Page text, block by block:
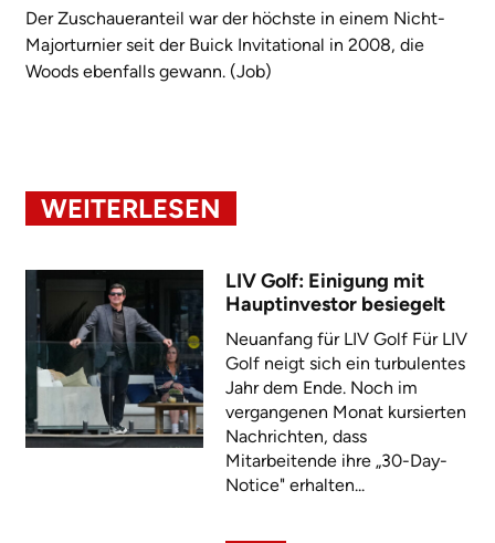
Der Zuschaueranteil war der höchste in einem Nicht-
Majorturnier seit der Buick Invitational in 2008, die
Woods ebenfalls gewann. (Job)
WEITERLESEN
LIV Golf: Einigung mit
Hauptinvestor besiegelt
Neuanfang für LIV Golf Für LIV
Golf neigt sich ein turbulentes
Jahr dem Ende. Noch im
vergangenen Monat kursierten
Nachrichten, dass
Mitarbeitende ihre „30-Day-
Notice" erhalten...